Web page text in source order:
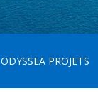
ODYSSEA PROJETS